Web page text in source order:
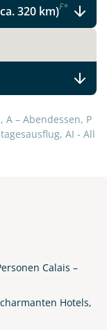
320 km)F*
A – Abendessen, P
AI - All
Calais –
Hotels,